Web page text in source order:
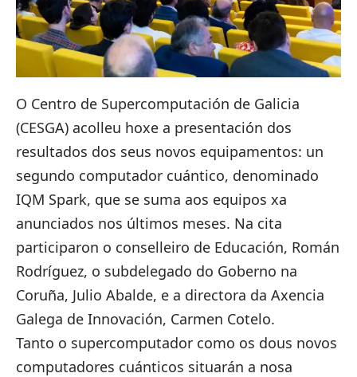
O Centro de Supercomputación de Galicia
(CESGA) acolleu hoxe a presentación dos
resultados dos seus novos equipamentos: un
segundo computador cuántico, denominado
IQM Spark, que se suma aos equipos xa
anunciados nos últimos meses. Na cita
participaron o conselleiro de Educación, Román
Rodríguez, o subdelegado do Goberno na
Coruña, Julio Abalde, e a directora da Axencia
Galega de Innovación, Carmen Cotelo.
Tanto o supercomputador como os dous novos
computadores cuánticos situarán a nosa